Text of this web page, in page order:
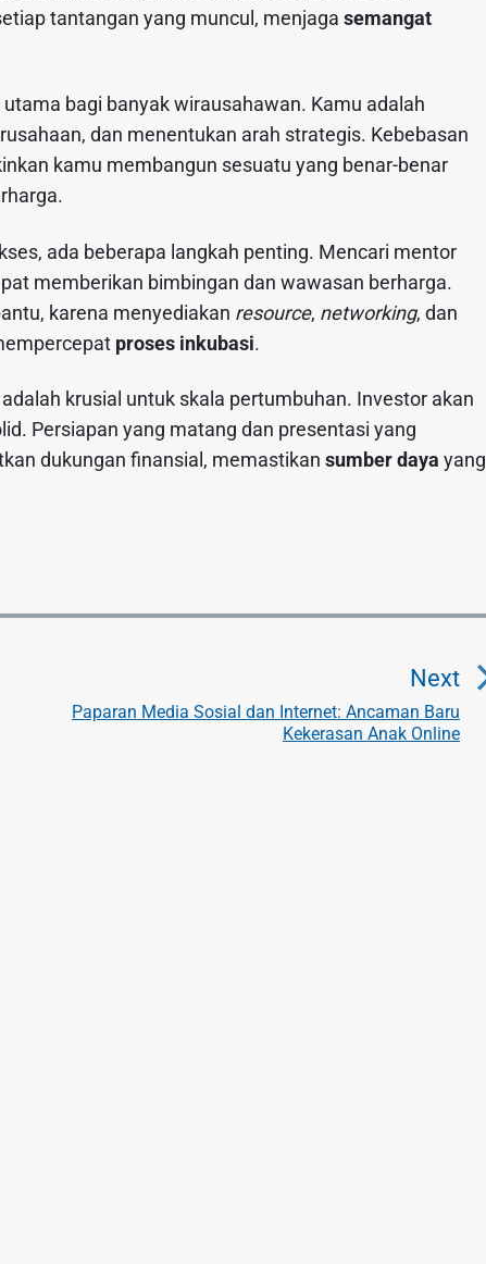
tantangan yang muncul, menjaga semangat
bagi banyak wirausahawan. Kamu adalah
dan menentukan arah strategis. Kebebasan
kamu membangun sesuatu yang benar-benar
ada beberapa langkah penting. Mencari mentor
memberikan bimbingan dan wawasan berharga.
karena menyediakan resource, networking, dan
proses inkubasi.
krusial untuk skala pertumbuhan. Investor akan
Persiapan yang matang dan presentasi yang
dukungan finansial, memastikan sumber daya yang
Next
N
e
Paparan Media Sosial dan Internet: Ancaman Baru
Kekerasan Anak Online